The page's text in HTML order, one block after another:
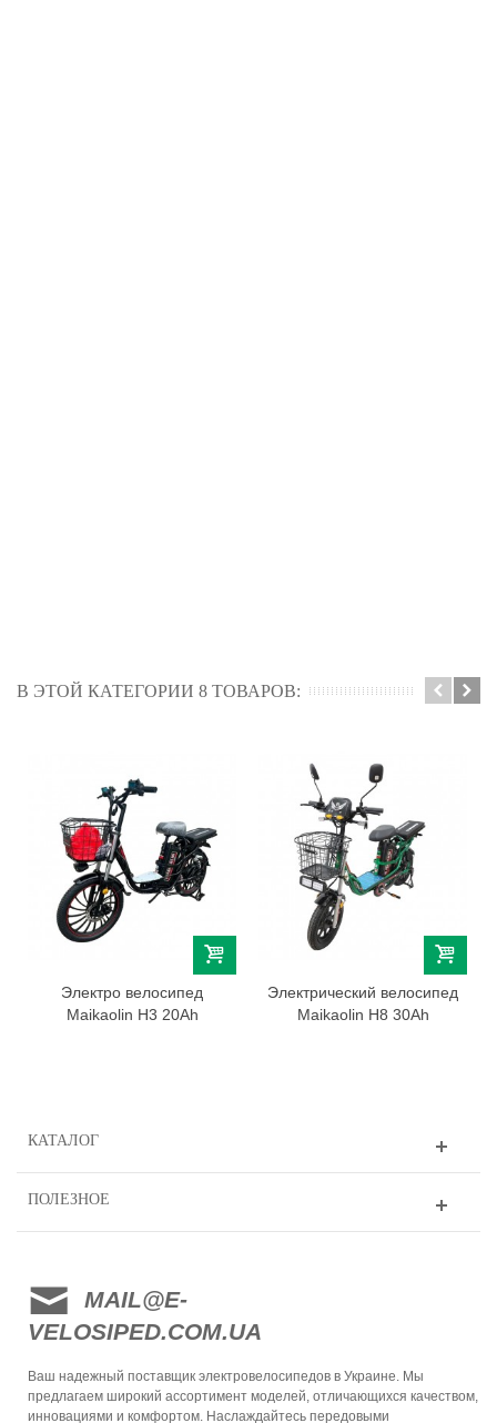
В ЭТОЙ КАТЕГОРИИ 8 ТОВАРОВ:
Электро велосипед
Maikaolin H3 20Ah
Электрический велосипед
Maikaolin H8 30Ah
КАТАЛОГ
ПОЛЕЗНОЕ
MAIL@E-
VELOSIPED.COM.UA
Ваш надежный поставщик электровелосипедов в Украине. Мы
предлагаем широкий ассортимент моделей, отличающихся качеством,
инновациями и комфортом. Наслаждайтесь передовыми